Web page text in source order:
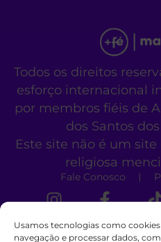
Usamos tecnologias como
navegação e processar dados,
Todos os direitos
esforço internacional
por membros fiéis de
dos Santos
Este site não é um
religiosa
Fale Conosco